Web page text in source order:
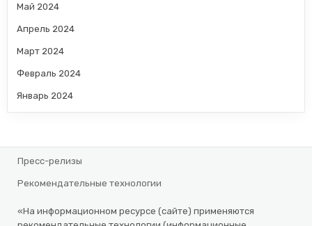
Май 2024
Апрель 2024
Март 2024
Февраль 2024
Январь 2024
Пресс-релизы
Рекомендательные технологии
«На информационном ресурсе (сайте) применяются